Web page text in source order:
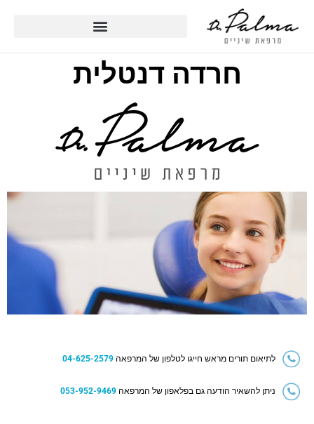
חרדה דנטלית
לתיאום תורים מראש חייגו לטלפון של המרפאה 04-625-2579
ניתן להשאיר הודעה גם בפלאפון של המרפאה 053-952-9469